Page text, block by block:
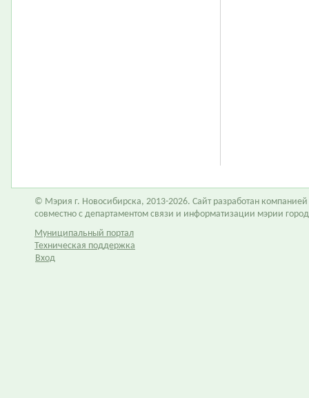
© Мэрия г. Новосибирска, 2013-2026. Сайт разработан компанией
совместно с департаментом связи и информатизации мэрии
Муниципальный портал
Техническая поддержка
Вход